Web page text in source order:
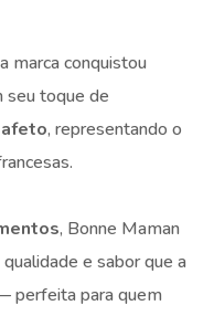
marca conquistou
seu toque de
, representando o
, Bonne Maman
e sabor que a
perfeita para quem